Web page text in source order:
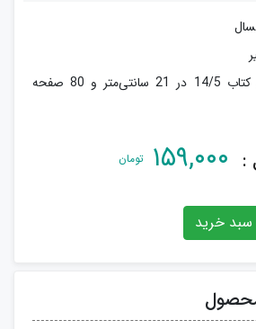
اندازه این کتاب 14/5 در 21 سانتی‌متر و 80 صفحه
: ۱۵۹,۰۰۰ تومان
سبد خرید